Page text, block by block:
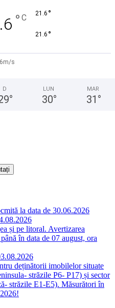
° C 21.6 °
21.6 °
s
D
°
LUN
30°
MAR
31 °
la data de 30.06.2026
și pe litoral. Avertizarea
în data de 07 august, ora
deținătorii imobilelor situate
străzile P6- P17) și sector
străzile E1-E5). Măsurători în